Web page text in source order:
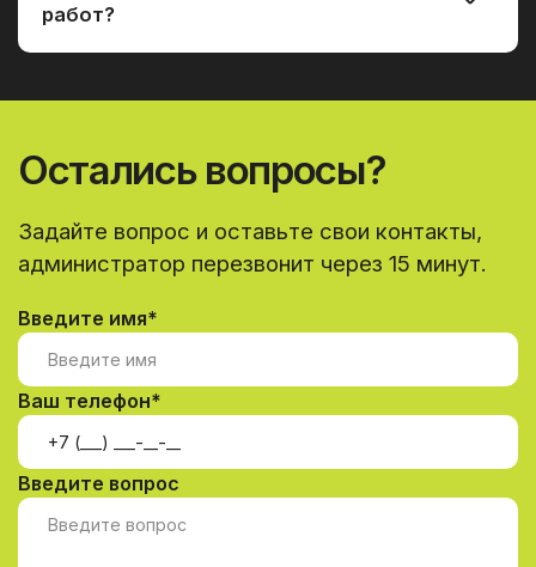
работ?
Остались вопросы?
Задайте вопрос и оставьте свои контакты,
администратор перезвонит через 15 минут.
Введите имя*
Ваш телефон*
Введите вопрос